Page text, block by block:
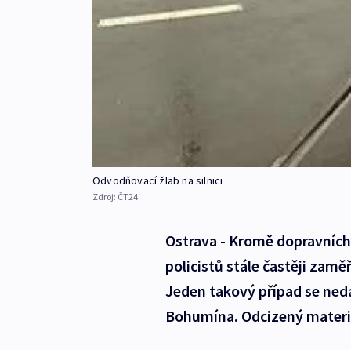
Odvodňovací žlab na silnici
Zdroj: ČT24
Ostrava - Kromě
policistů stále častěji
Jeden takový případ se
Bohumína. Odcizený